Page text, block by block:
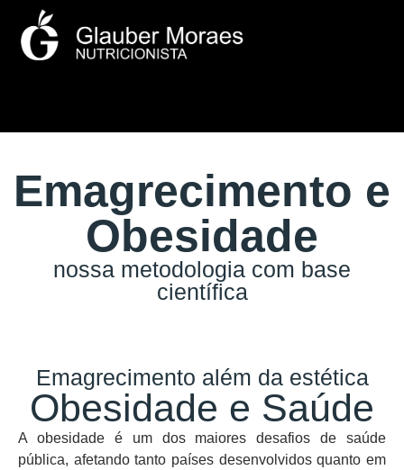
Emagrecimento e
Obesidade
nossa metodologia com base
científica
Emagrecimento além da estética
Obesidade e Saúde
A obesidade é um dos maiores desafios de saúde
pública, afetando tanto países desenvolvidos quanto em